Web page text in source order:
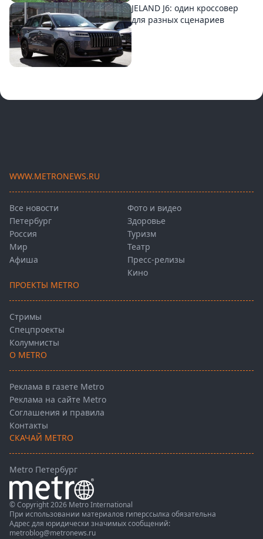
JELAND J6: один кроссовер
для разных сценариев
WWW.METRONEWS.RU
Все новости
Петербург
Россия
Мир
Афиша
Фото и видео
Здоровье
Туризм
Театр
Пресс-релизы
Кино
ПРОЕКТЫ METRO
Стримы
Спецпроекты
Колумнисты
О METRO
Реклама в газете Metro
Реклама на сайте Metro
Соглашения и правила
Контакты
СКАЧАЙ METRO
Metro Петербург
© Copyright 2026 Metro International
При использовании материалов гиперссылка обязательна
Адрес для юридически значимых сообщений:
metroblog@metronews.ru